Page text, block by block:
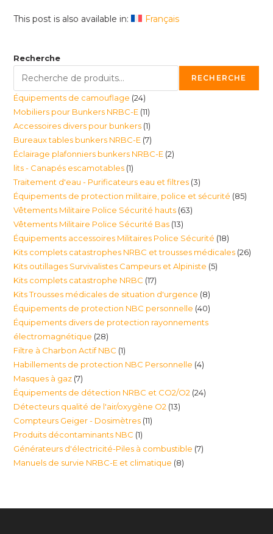
This post is also available in: Français
Recherche
RECHERCHE
Équipements de camouflage 2424
produits
Mobiliers pour Bunkers NRBC-E 1111
produits
Accessoires divers pour bunkers 11
produit
Bureaux tables bunkers NRBC-E 77
produits
Éclairage plafonniers bunkers NRBC-E 22
lits - Canapés escamotables 11
produit
Traitement d'eau - Purificateurs eau et filtres 33
produits
Équipements de protection militaire, police et sécurité 8585
Vêtements Militaire Police Sécurité hauts 6363
Vêtements Militaire Police Sécurité Bas 1313
produits
Équipements accessoires Militaires Police Sécurité 1818
produits
Kits complets catastrophes NRBC et trousses médicales 2626
Kits outillages Survivalistes Campeurs et Alpiniste 55
Kits complets catastrophe NRBC 1717
produits
Kits Trousses médicales de situation d'urgence 88
produits
Équipements de protection NBC personnelle 4040
produits
Équipements divers de protection rayonnements
électromagnétique 2828
produits
Filtre à Charbon Actif NBC 11
produit
Habillements de protection NBC Personnelle 44
Masques à gaz 77
produits
Équipements de détection NRBC et CO2/O2 2424
Détecteurs qualité de l'air/oxygène O2 1313
Compteurs Geiger - Dosimètres 1111
Produits décontaminants NBC 11
produit
Générateurs d'électricité-Piles à combustible 77
Manuels de survie NRBC-E et climatique 88